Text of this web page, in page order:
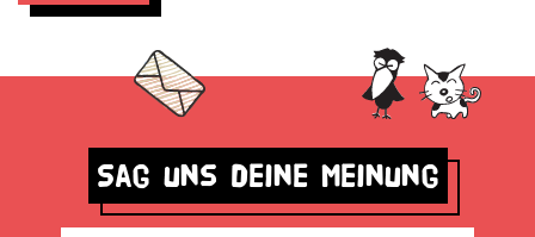
Sag uns deine Meinung